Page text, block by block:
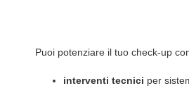
Puoi potenziare il tuo check-up
interventi tecnici per